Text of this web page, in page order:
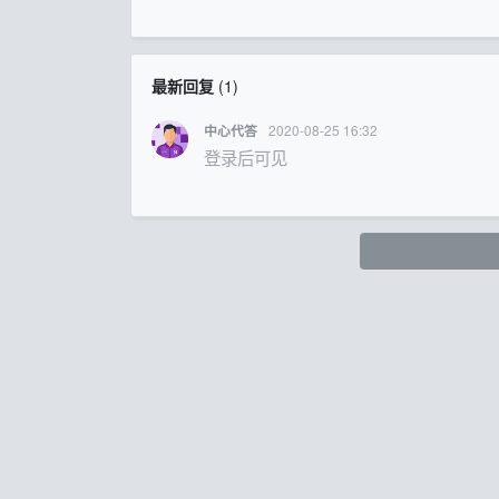
最新回复(1)
中心代答 2020-08-25 16:32
登录后可见